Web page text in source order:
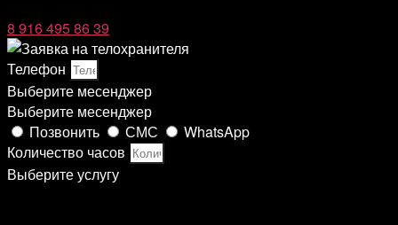
8 916 495 86 39
Телефон
Выберите месенджер
Выберите месенджер
Позвонить
СМС
WhatsApp
Количество часов
Выберите услугу